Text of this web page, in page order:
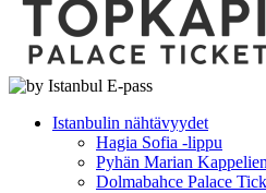
Istanbulin nähtävyydet
Hagia Sofia -lippu
Pyhän Marian
Dolmabahce Palace